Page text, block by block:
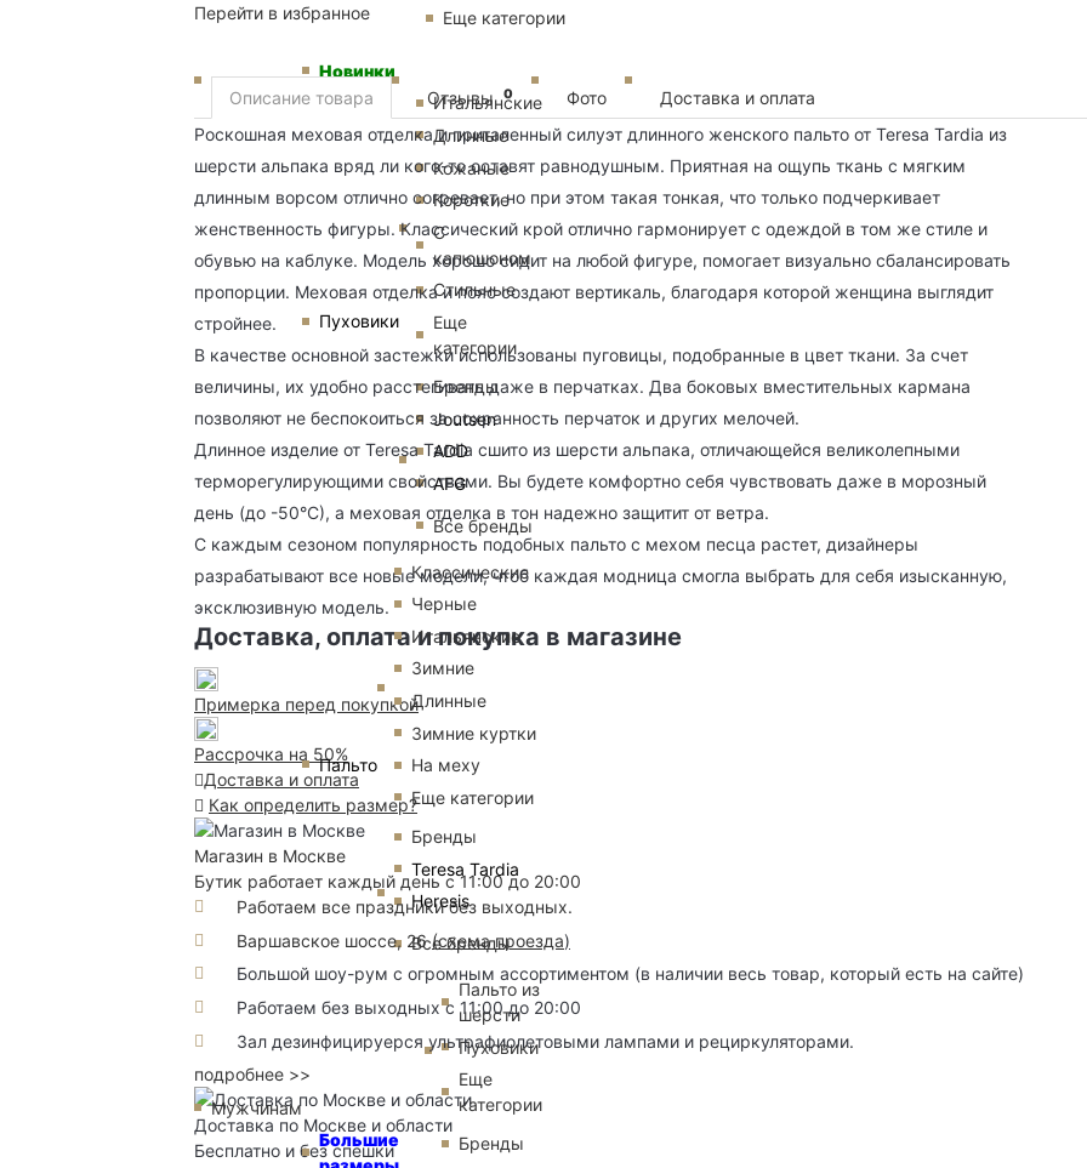
Еще категории
Мужчинам
Новинки
Пуховики
Итальянские
Длинные
Кожаные
Короткие
С
капюшоном
Стильные
Еще
категории
Бренды
Joutsen
ADD
AFG
Все бренды
Пальто
Классические
Черные
Итальянские
Зимние
Длинные
Зимние куртки
На меху
Еще категории
Бренды
Teresa Tardia
Heresis
Все бренды
Большие
Пальто из
шерсти
Пуховики
Еще
категории
Бренды
Перейти в избранное
Описание товара Отзывы 0 Фото
Доставка и оплата
Роскошная меховая отделка и приталенный силуэт длинного женского пальто от Teresa Tardia из
шерсти альпака вряд ли кого-то оставят равнодушным. Приятная на ощупь ткань с мягким
длинным ворсом отлично согревает, но при этом такая тонкая, что только подчеркивает
женственность фигуры. Классический крой отлично гармонирует с одеждой в том же стиле и
обувью на каблуке. Модель хорошо сидит на любой фигуре, помогает визуально сбалансировать
пропорции. Меховая отделка и пояс создают вертикаль, благодаря которой женщина выглядит
стройнее.
В качестве основной застежки использованы пуговицы, подобранные в цвет ткани. За счет
величины, их удобно расстегивать даже в перчатках. Два боковых вместительных кармана
позволяют не беспокоиться за сохранность перчаток и других мелочей.
Длинное изделие от Teresa Tardia сшито из шерсти альпака, отличающейся великолепными
терморегулирующими свойствами. Вы будете комфортно себя чувствовать даже в морозный
день (до -50°С), а меховая отделка в тон надежно защитит от ветра.
С каждым сезоном популярность подобных пальто с мехом песца растет, дизайнеры
разрабатывают все новые модели, чтоб каждая модница смогла выбрать для себя изысканную,
эксклюзивную модель.
Доставка, оплата и покупка в магазине
Примерка перед покупкой
Рассрочка на 50%
Доставка и оплата
Как определить размер?
Магазин в Москве
Бутик работает каждый день с 11:00 до 20:00
Работаем все праздники без выходных.
Варшавское шоссе, 26(схема проезда)
Большой шоу-рум с огромным ассортиментом (в наличии весь товар, который есть на сайте)
Работаем без выходных с 11:00 до 20:00
Зал дезинфицируерся ультрафиолетовыми лампами и рециркуляторами.
подробнее >>
Доставка по Москве и области
Бесплатно и без спешки